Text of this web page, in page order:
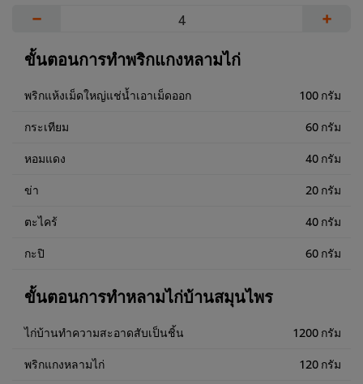
− +
ขั้นตอนการทำพริกแกงหลามไก่
พริกแห้งเม็ดใหญ่แช่น้ำเอาเม็ดออก 100 กรัม
กระเทียม 60 กรัม
หอมแดง 40 กรัม
ข่า 20 กรัม
ตะไคร้ 40 กรัม
กะปิ 60 กรัม
ขั้นตอนการทำหลามไก่บ้านสมุนไพร
ไก่บ้านทำความสะอาดสับเป็นชิ้น 1200 กรัม
พริกแกงหลามไก่ 120 กรัม